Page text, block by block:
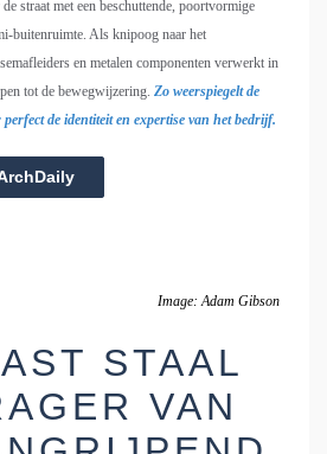
straat met een beschuttende, poortvormige
buitenruimte. Als knipoog naar het
en metalen componenten verwerkt in
tot de bewegwijzering. Zo weerspiegelt de
de identiteit en expertise van het bedrijf.
Image: Adam Gibson
STAAL
VAN